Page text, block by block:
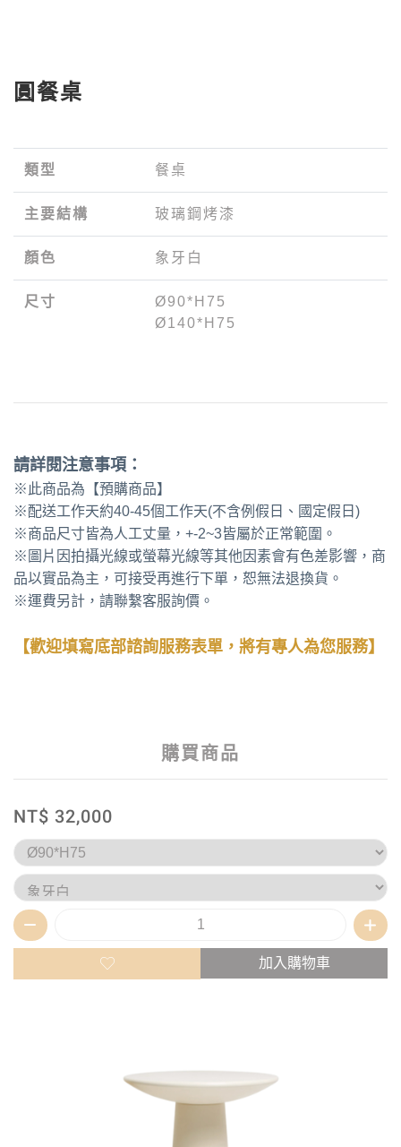
圓餐桌
類型 餐桌
主要結構 玻璃鋼烤漆
顏色 象牙白
尺寸
Ø90*H75
Ø140*H75
請詳閱注意事項：
※此商品為【預購商品】
※配送工作天約40-45個工作天(不含例假日、國定假日)
※商品尺寸皆為人工丈量，+-2~3皆屬於正常範圍。
※圖片因拍攝光線或螢幕光線等其他因素會有色差影響，商
品以實品為主，可接受再進行下單，恕無法退換貨。
※運費另計，請聯繫客服詢價。
【歡迎填寫底部諮詢服務表單，將有專人為您服務】
購買商品
NT$ 32,000
加入購物車